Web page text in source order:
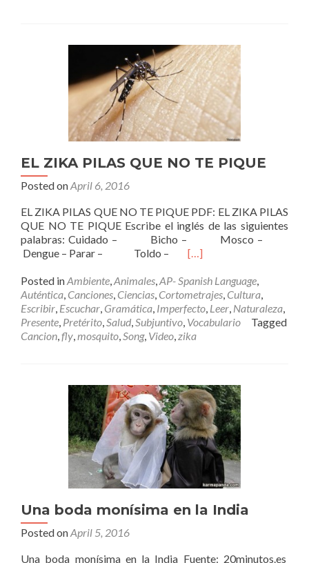
EL ZIKA PILAS QUE NO TE PIQUE
Posted onApril 6, 2016
EL ZIKA PILAS QUE NO TE PIQUE PDF: EL ZIKA PILAS
QUE NO TE PIQUE Escribe el inglés de las siguientes
palabras: Cuidado – Bicho – Mosco –
Dengue – Parar – Toldo – Read
about
EL
ZIKA
PILAS
QUE
[…]
Posted inAmbiente,Animales,AP- Spanish Language,
Auténtica, Canciones, Ciencias, Cortometrajes, Cultura,
Escribir, Escuchar, Gramática, Imperfecto, Leer, Naturaleza,
Presente, Pretérito,Salud,Subjuntivo, Vocabulario
Tagged
Cancion,fly,mosquito,Song, Video,zika
Una boda monísima en la India
Posted onApril 5, 2016
Una boda monísima en la India Fuente: 20minutos.es